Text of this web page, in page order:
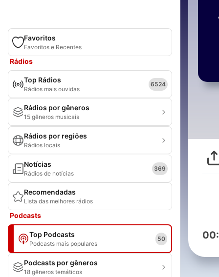
Favoritos
Favoritos e Recentes
Rádios
Top Rádios
Rádios mais ouvidas
6524
Rádios por gêneros
15 gêneros musicais
Rádios por regiões
Rádios locais
Notícias
Rádios de notícias
369
Recomendadas
Lista das melhores rádios
Podcasts
Top Podcasts
Podcasts mais populares
50
Podcasts por gêneros
18 gêneros temáticos